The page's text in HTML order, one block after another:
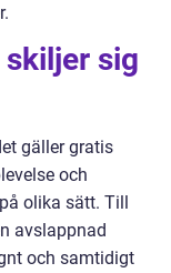
skiljer sig
gäller gratis
och
olika sätt. Till
avslappnad
och samtidigt